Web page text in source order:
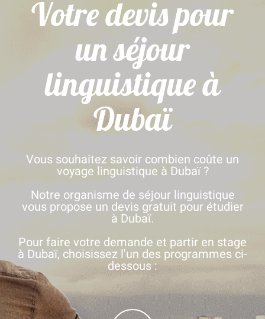
Votre devis pour
un séjour
linguistique à
Dubaï
Vous souhaitez savoir combien coûte un
voyage linguistique à Dubaï ?
Notre organisme de séjour linguistique
vous propose un devis gratuit pour étudier
à Dubaï.
Pour faire votre demande et partir en stage
à Dubaï, choisissez l'un des programmes ci-
dessous :